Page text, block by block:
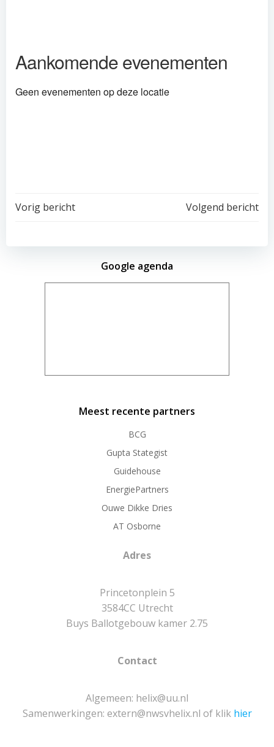
Aankomende evenementen
Geen evenementen op deze locatie
Vorig bericht Volgend bericht
Google agenda
Meest recente partners
BCG
Gupta Stategist
Guidehouse
EnergiePartners
Ouwe Dikke Dries
AT Osborne
Adres
Princetonplein 5
3584CC Utrecht
Buys Ballotgebouw kamer 2.75
Contact
Algemeen: helix@uu.nl
Samenwerkingen: extern@nwsvhelix.nl of klik hier